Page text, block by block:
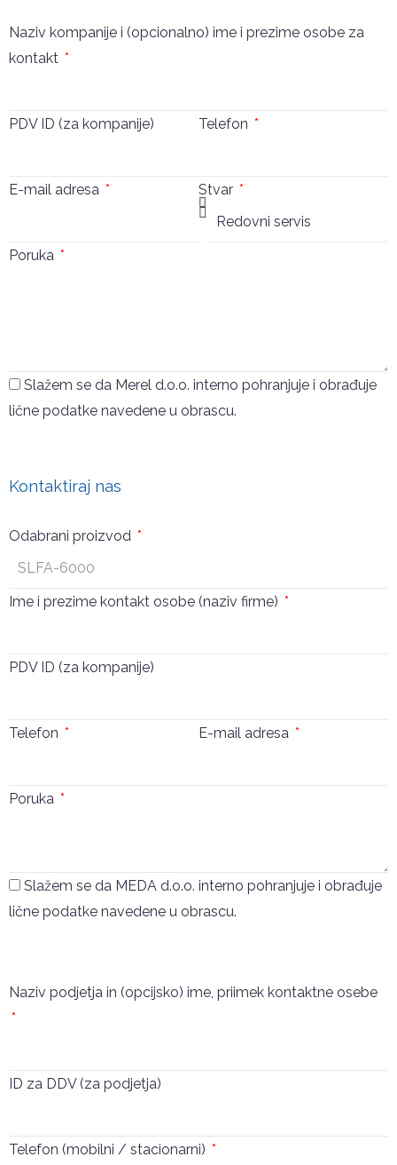
Naziv kompanije i (opcionalno) ime i prezime osobe za
kontakt
PDV ID (za kompanije) Telefon
E-mail adresa Stvar
Poruka
Slažem se da Merel d.o.o. interno pohranjuje i obrađuje
lične podatke navedene u obrascu.
Kontaktiraj nas
Odabrani proizvod
Ime i prezime kontakt osobe (naziv firme)
PDV ID (za kompanije)
Telefon E-mail adresa
Poruka
Slažem se da MEDA d.o.o. interno pohranjuje i obrađuje
lične podatke navedene u obrascu.
Naziv podjetja in (opcijsko) ime, priimek kontaktne osebe
ID za DDV (za podjetja)
Telefon (mobilni / stacionarni)